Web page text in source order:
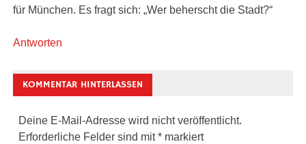
für München. Es fragt sich: „Wer beherscht die Stadt?“
Antworten
KOMMENTAR HINTERLASSEN
Deine E-Mail-Adresse wird nicht veröffentlicht.
Erforderliche Felder sind mit* markiert